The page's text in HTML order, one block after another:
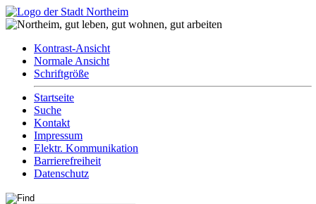
Kontrast-Ansicht
Normale Ansicht
Schriftgröße
Startseite
Suche
Kontakt
Impressum
Elektr. Kommunikation
Barrierefreiheit
Datenschutz